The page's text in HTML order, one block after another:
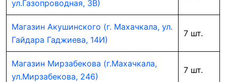
ул.Газопроводная, 3В)
Магазин Акушинского (г. Махачкала, ул.
Гайдара Гаджиева, 14И)
7 шт.
Магазин Мирзабекова (г.Махачкала,
ул.Мирзабекова, 246)
7 шт.